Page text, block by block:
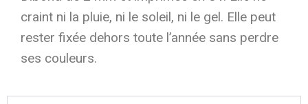
craint ni la pluie, ni le soleil, ni le gel. Elle peut
rester fixée dehors toute l’année sans perdre
ses couleurs.